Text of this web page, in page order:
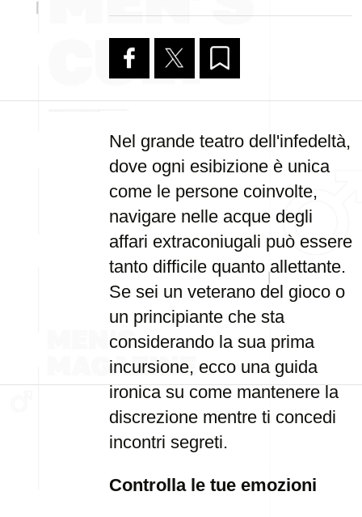
Nel grande teatro dell'infedeltà,
dove ogni esibizione è unica
come le persone coinvolte,
navigare nelle acque degli
affari extraconiugali può essere
tanto difficile quanto allettante.
Se sei un veterano del gioco o
un principiante che sta
considerando la sua prima
incursione, ecco una guida
ironica su come mantenere la
discrezione mentre ti concedi
incontri segreti.
Controlla le tue emozioni